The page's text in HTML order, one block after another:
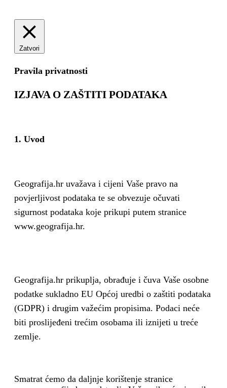
Zatvori
Pravila privatnosti
IZJAVA O ZAŠTITI PODATAKA
1. Uvod
Geografija.hr uvažava i cijeni Vaše pravo na
povjerljivost podataka te se obvezuje očuvati
sigurnost podataka koje prikupi putem stranice
www.geografija.hr.
Geografija.hr prikuplja, obrađuje i čuva Vaše osobne
podatke sukladno EU Općoj uredbi o zaštiti podataka
(GDPR) i drugim važećim propisima. Podaci neće
biti proslijeđeni trećim osobama ili iznijeti u treće
zemlje.
Smatrat ćemo da daljnje korištenje stranice